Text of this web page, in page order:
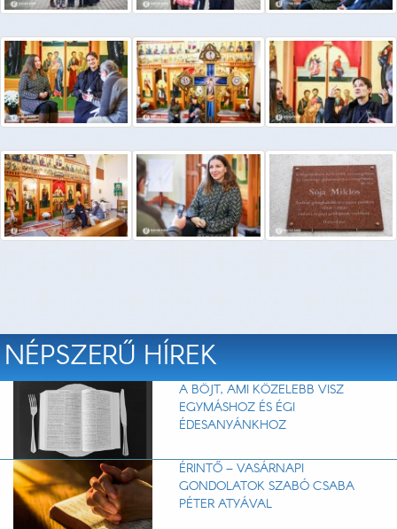
NÉPSZERŰ HÍREK
A BÖJT, AMI KÖZELEBB VISZ
EGYMÁSHOZ ÉS ÉGI
ÉDESANYÁNKHOZ
ÉRINTŐ – VASÁRNAPI
GONDOLATOK SZABÓ CSABA
PÉTER ATYÁVAL